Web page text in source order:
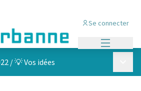
Se connecter
/💡 Vos idées